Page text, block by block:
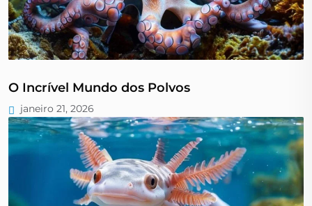
O Incrível Mundo dos Polvos
janeiro 21, 2026